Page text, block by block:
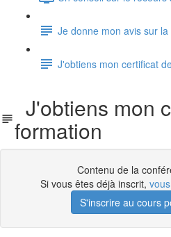
Je donne mon avis sur
J'obtiens mon certificat
J'obtiens mon
formation
Contenu de la
Si vous êtes déjà inscrit,
S'inscrire au cours